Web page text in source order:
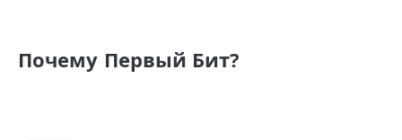
Почему Первый Бит?